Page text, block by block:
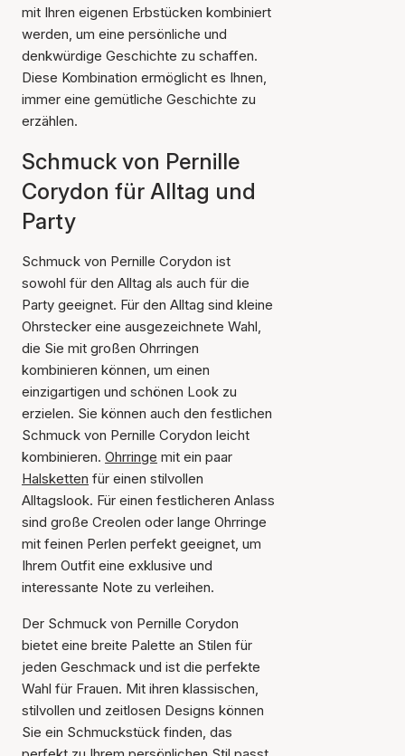
mit Ihren eigenen Erbstücken kombiniert
werden, um eine persönliche und
denkwürdige Geschichte zu schaffen.
Diese Kombination ermöglicht es Ihnen,
immer eine gemütliche Geschichte zu
erzählen.
Schmuck von Pernille
Corydon für Alltag und
Party
Schmuck von Pernille Corydon ist
sowohl für den Alltag als auch für die
Party geeignet. Für den Alltag sind kleine
Ohrstecker eine ausgezeichnete Wahl,
die Sie mit großen Ohrringen
kombinieren können, um einen
einzigartigen und schönen Look zu
erzielen. Sie können auch den festlichen
Schmuck von Pernille Corydon leicht
kombinieren. Ohrringe mit ein paar
Halsketten für einen stilvollen
Alltagslook. Für einen festlicheren Anlass
sind große Creolen oder lange Ohrringe
mit feinen Perlen perfekt geeignet, um
Ihrem Outfit eine exklusive und
interessante Note zu verleihen.
Der Schmuck von Pernille Corydon
bietet eine breite Palette an Stilen für
jeden Geschmack und ist die perfekte
Wahl für Frauen. Mit ihren klassischen,
stilvollen und zeitlosen Designs können
Sie ein Schmuckstück finden, das